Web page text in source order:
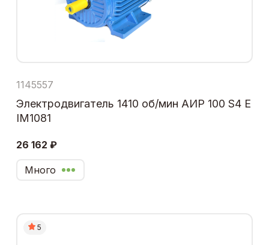
1145557
Электродвигатель 1410 об/мин АИР 100 S4 Е
IM1081
26 162 ₽
Много
5